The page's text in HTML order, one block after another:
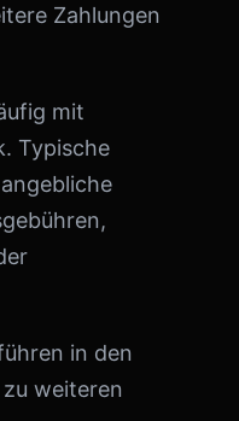
Zahlungen
mit
Typische
in den
weiteren